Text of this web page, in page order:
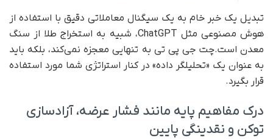
تبدیل یک خبر خام به یک سیگنال معاملاتی دقیق با استفاده از
هوش مصنوعی مثل ChatGPT، شبیه به استخراج طلا از سنگ
معدن است.چت جی پی تی به تنهایی معجزه نمی‌کند، بلکه باید
به عنوان یک «تحلیلگر داده» در کنار استراتژی شما مورد استفاده
قرار بگیرد.
درک مفاهیم پایه مانند فشار عرضه، آزادسازی
توکن و نقدینگی پایین